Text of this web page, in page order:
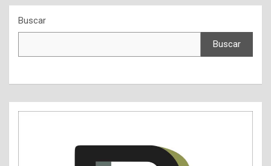
Buscar
Buscar